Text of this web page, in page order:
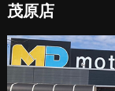
茂原店